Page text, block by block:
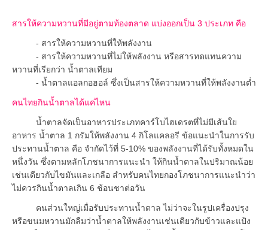
สารให้ความหวานที่มีอยู่ตามท้องตลาด แบ่งออกเป็น 3 ประเภท คือ
- สารให้ความหวานที่ให้พลังงาน
- สารให้ความหวานที่ไม่ให้พลังงาน หรือสารทดแทนความ
หวานที่เรียกว่า น้ำตาลเทียม
- น้ำตาลแอลกอฮอล์ ซึ่งเป็นสารให้ความหวานที่ให้พลังงานต่ำ
คนไทยกินน้ำตาลได้แค่ไหน
น้ำตาลจัดเป็นอาหารประเภทคาร์โบไฮเดรตที่ไม่มีเส้นใย
อาหาร น้ำตาล 1 กรัมให้พลังงาน 4 กิโลแคลอรี ข้อแนะนำในการรับ
ประทานน้ำตาล คือ จำกัดไว้ที่ 5-10% ของพลังงานที่ได้รับทั้งหมดใน
หนึ่งวัน ซึ่งตามหลักโภชนาการแนะนำ ให้กินน้ำตาลในปริมาณน้อย
เช่นเดียวกับไขมันและเกลือ สำหรับคนไทยกองโภชนาการแนะนำว่า
ไม่ควรกินน้ำตาลเกิน 6 ช้อนชาต่อวัน
คนส่วนใหญ่เมื่อรับประทานน้ำตาล ไม่ว่าจะในรูปเครื่องปรุง
หรือขนมหวานมักลืมว่าน้ำตาลให้พลังงานเช่นเดียวกับข้าวและแป้ง